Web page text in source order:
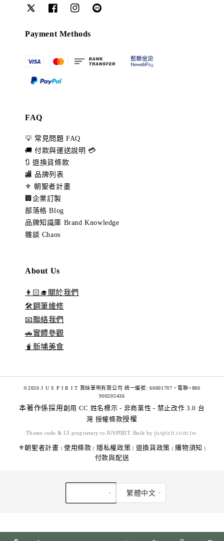
Payment Methods
FAQ
💡 常見問題 FAQ
🚚 付款與運送說明 💳
🔃 退換貨條款
🏬 品牌列表
⚜️ 朝聖者計畫
🏢企業訂製
部落格 Blog
品牌知識庫 Brand Knowledge
雜談 Chaos
About Us
👩🏻‍🎓關於我們
🛠️鋼筆維修
📧聯絡我們
🚗實體參觀
🧋新埔美食
©2026 J U S P I R I T 賈絲筆咧有限公司 統一編號: 60601707。電聯+886
900205436
本著作係採用 創用 CC 姓名標示 - 非商業性 - 禁止改作 3.0 台
灣 授權條款授權
Theme code & UI proprietary to JUSPIRIT. Built by juspirit.com.tw
⚜️朝聖者計畫 | 使用條款 | 隱私權政策 | 退換貨政策 | 購物須知 |
付款與配送